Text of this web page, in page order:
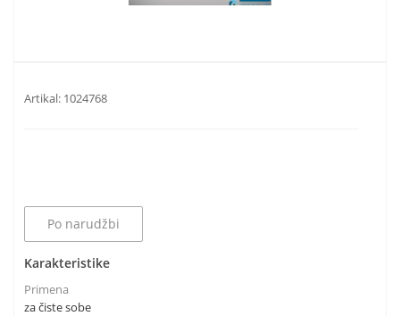
Artikal: 1024768
Po narudžbi
Karakteristike
Primena
za čiste sobe